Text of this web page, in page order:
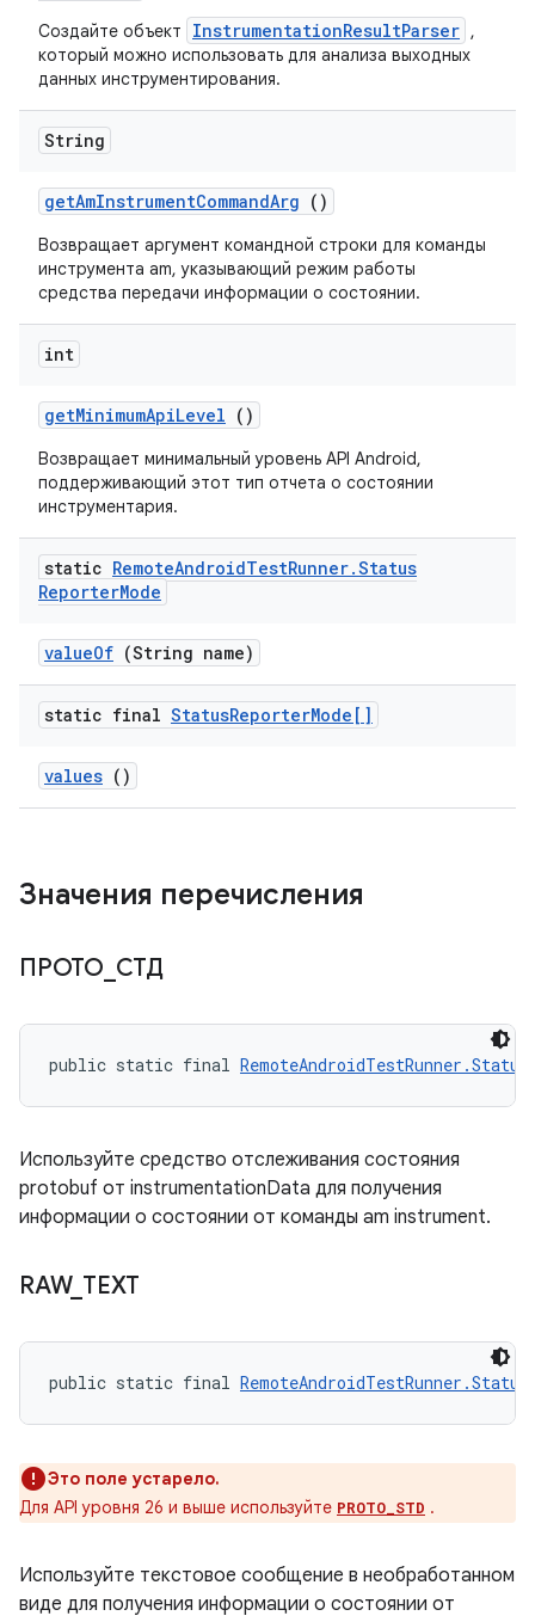
Создайте объект InstrumentationResultParser ,
который можно использовать для анализа выходных
данных инструментирования.
String
getAmInstrumentCommandArg ()
Возвращает аргумент командной строки для команды
инструмента am, указывающий режим работы
средства передачи информации о состоянии.
int
getMinimumApiLevel ()
Возвращает минимальный уровень API Android,
поддерживающий этот тип отчета о состоянии
инструментария.
static RemoteAndroidTestRunner.Status
ReporterMode
valueOf (String name)
static final StatusReporterMode[]
values ()
Значения перечисления
ПРОТО СТД
public static final
Используйте средство отслеживания состояния
protobuf от instrumentationData для получения
информации о состоянии от команды am instrument.
RAW_ TEXT
public static final
Это поле устарело.
Для API уровня 26 и выше используйте PROTO_STD .
Используйте текстовое сообщение в необработанном
виде для получения информации о состоянии от